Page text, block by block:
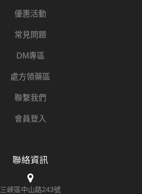
優惠活動
常見問題
DM專區
處方領藥區
聯繫我們
會員登入
聯絡資訊
三峽區中山路243號